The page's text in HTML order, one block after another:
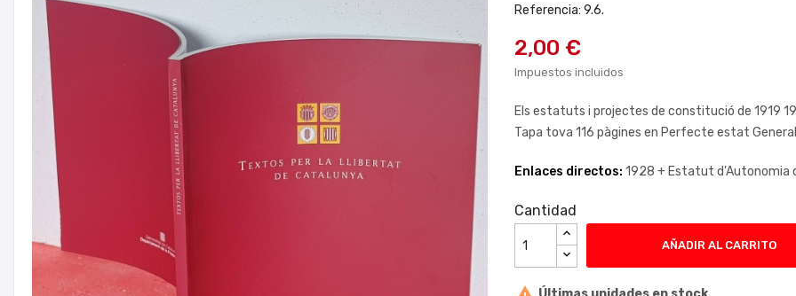
Referencia: 9.6.
2,00 €
Impuestos incluidos
Els estatuts i projectes de constitució de 1919
Tapa tova 116 pàgines en Perfecte estat
Enlaces directos: 1928 + Estatut d'Autonomia
Cantidad
AÑADIR AL CARRITO